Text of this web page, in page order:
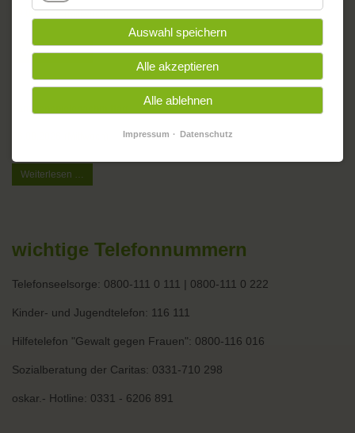
19.08.2026 (Mittwoch)
Weiterlesen …Handarbeits-
Familienspielenachmittag
Weiterlesen …
wichtige Telefonnummern
Telefonseelsorge: 0800-111 0 111 | 0800-111 0 222
Kinder- und Jugendtelefon: 116 111
Hilfetelefon "Gewalt gegen Frauen": 0800-116 016
Sozialberatung der Caritas: 0331-710 298
oskar.- Hotline: 0331 - 6206 891
Auswahl speichern
Alle akzeptieren
Alle ablehnen
Impressum Datenschutz